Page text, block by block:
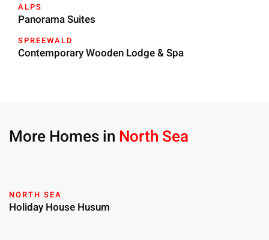
ALPS
Panorama Suites
SPREEWALD
Contemporary Wooden Lodge & Spa
More Homes in North Sea
NORTH SEA
Holiday House Husum